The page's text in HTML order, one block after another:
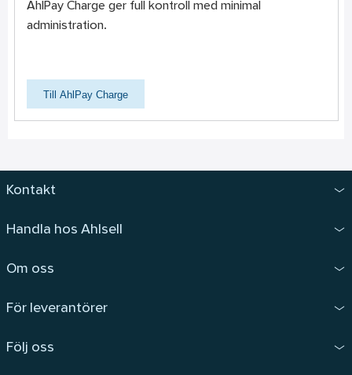
AhlPay Charge ger full kontroll med minimal
administration.
Till AhlPay Charge
Kontakt
Handla hos Ahlsell
Om oss
För leverantörer
Följ oss